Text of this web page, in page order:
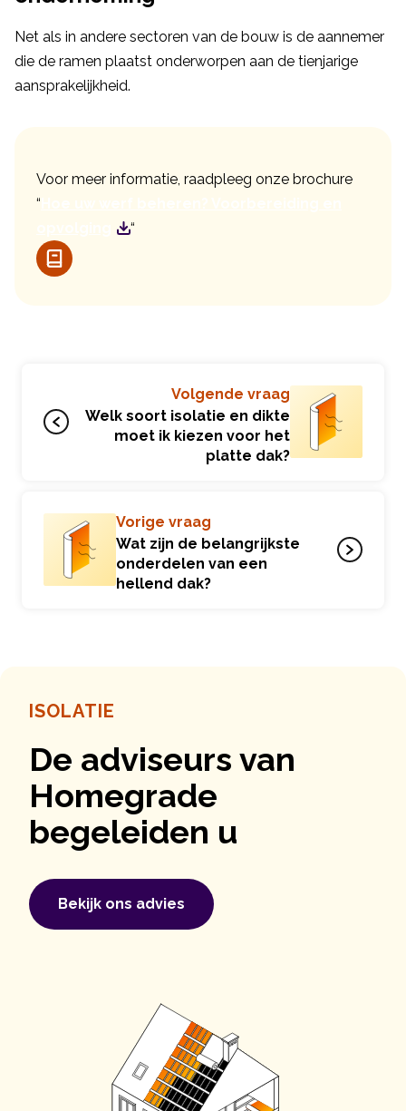
Net als in andere sectoren van de bouw is de aannemer
die de ramen plaatst onderworpen aan de tienjarige
aansprakelijkheid.
Voor meer informatie, raadpleeg onze brochure
“
“
Volgende vraag
Welk soort isolatie en dikte
moet ik kiezen voor het
platte dak?
Vorige vraag
Wat zijn de belangrijkste
onderdelen van een
hellend dak?
ISOLATIE
De adviseurs van
Homegrade
begeleiden u
Bekijk ons ​​advies